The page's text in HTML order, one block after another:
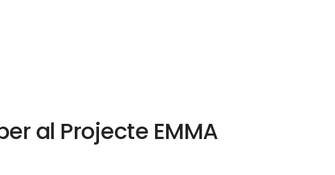
al Projecte EMMA